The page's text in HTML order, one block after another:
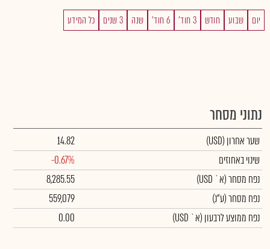
יום שבוע חודש 3 חוד' 6 חוד' שנה 3 שנים כל המידע
נתוני מסחר
שער אחרון (USD)
14.82
שינוי באחוזים
-0.67%
נפח מסחר(א` USD)
8,285.55
נפח מסחר(ע"נ)
559,079
נפח ממוצע לרבעון (א` USD)
0.00